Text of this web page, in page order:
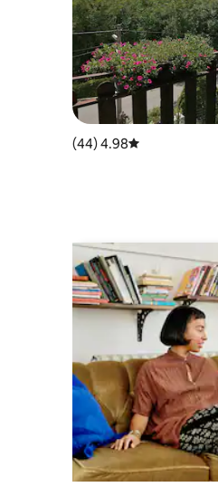
דירוג ממוצע של 4.98 מתוך 5, 44 ביקורות
4.98 (44)